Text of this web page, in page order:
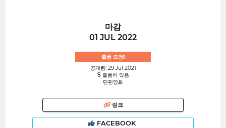
마감
01 JUL 2022
출품 요청!
공개됨: 29 Jul 2021
출품비 있음
단편영화
링크
FACEBOOK